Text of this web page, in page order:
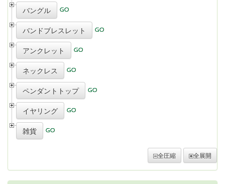
バングル
バンドブレスレット
アンクレット
ネックレス
ペンダントトップ
イヤリング
雑貨
全圧縮 全展開